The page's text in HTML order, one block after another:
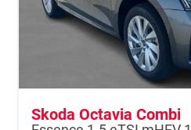
Skoda Octavia Combi